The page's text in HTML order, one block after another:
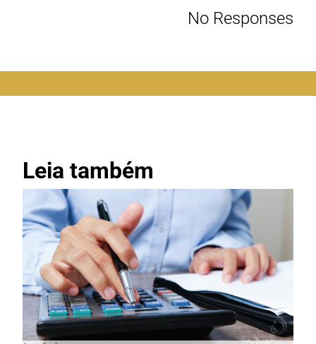
No Responses
Leia também